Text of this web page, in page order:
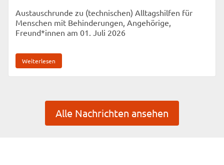
Austauschrunde zu (technischen) Alltagshilfen für
Menschen mit Behinderungen, Angehörige,
Freund*innen am 01. Juli 2026
Weiterlesen
Alle Nachrichten ansehen